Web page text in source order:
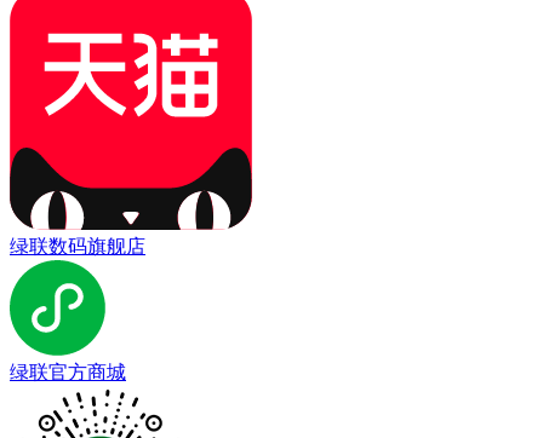
绿联数码旗舰店
绿联官方商城